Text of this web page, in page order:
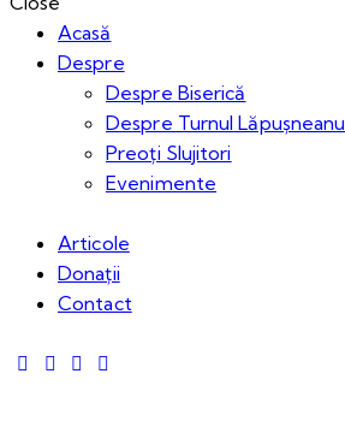
Acasă
Despre
Despre Biserică
Despre Turnul Lăpușneanu
Preoți Slujitori
Evenimente
Articole
Donații
Contact